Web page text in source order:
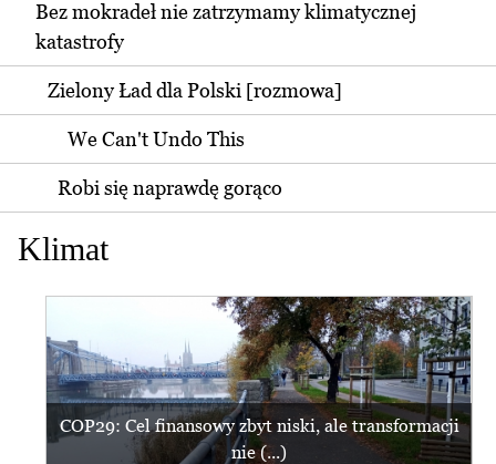
Bez mokradeł nie zatrzymamy klimatycznej
katastrofy
Zielony Ład dla Polski [rozmowa]
We Can't Undo This
Robi się naprawdę gorąco
Klimat
COP29: Cel finansowy zbyt niski, ale transformacji
nie (...)